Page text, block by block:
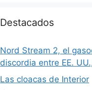
Destacados
Nord Stream 2, el
discordia entre EE.
Las cloacas de Interior